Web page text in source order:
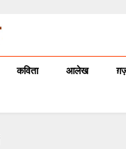
कविता आलेख